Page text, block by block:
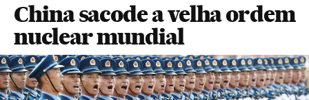
China sacode a velha ordem
nuclear mundial